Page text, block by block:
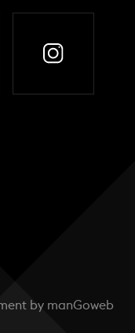
by manGoweb